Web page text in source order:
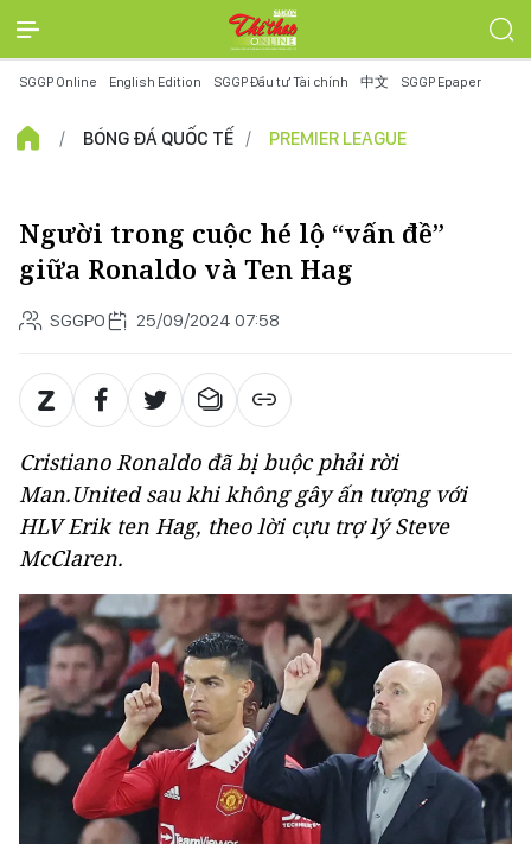
SGGP Online English Edition SGGP Đầu tư Tài chính 中文 SGGP Epaper
BÓNG ĐÁ QUỐC TẾ PREMIER LEAGUE
Người trong cuộc hé lộ “vấn đề”
giữa Ronaldo và Ten Hag
SGGPO 25/09/2024 07:58
Cristiano Ronaldo đã bị buộc phải rời
Man.United sau khi không gây ấn tượng với
HLV Erik ten Hag, theo lời cựu trợ lý Steve
McClaren.